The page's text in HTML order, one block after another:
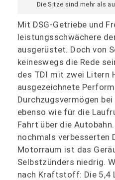
Die Sitze sind mehr als
Mit DSG-Getriebe und
leistungsschwächere
ausgerüstet. Doch von
keineswegs die Rede
des TDI mit zwei Litern
ausgezeichnete
Durchzugsvermögen
ebenso wie für die
Fahrt über die
nochmals verbesserten
Motorraum ist das
Selbstzünders niedrig.
nach Kraftstoff: Die 5,4